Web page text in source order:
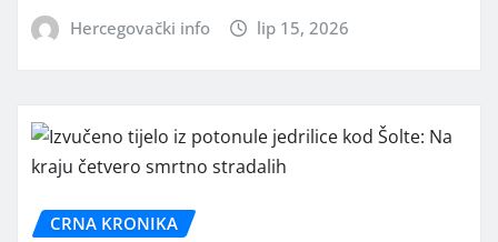
Hercegovački info lip 15, 2026
CRNA KRONIKA